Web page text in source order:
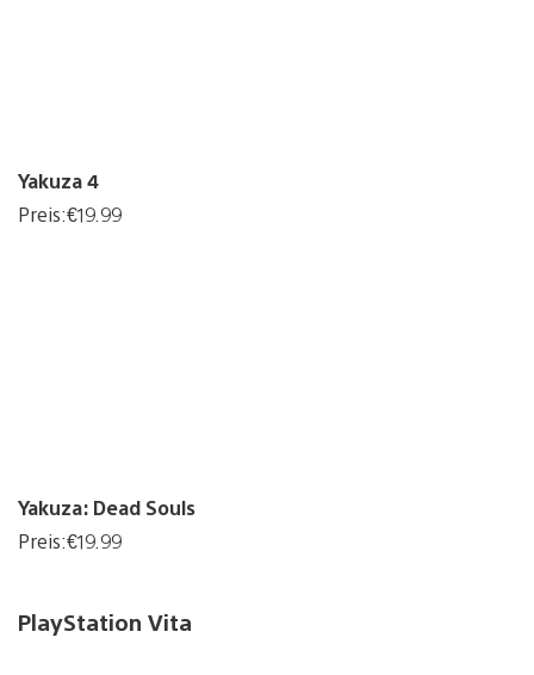
Yakuza 4
Preis:€19.99
Yakuza: Dead Souls
Preis:€19.99
PlayStation Vita